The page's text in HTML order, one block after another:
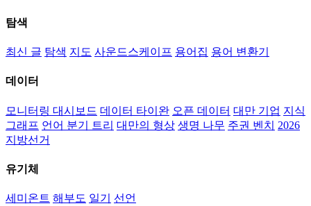
탐색
최신 글 탐색 지도 사운드스케이프 용어집 용어 변환기
데이터
모니터링 대시보드 데이터 타이완 오픈 데이터 대만 기업 지식
그래프 언어 분기 트리 대만의 형상 생명 나무 주권 벤치
2026
지방선거
유기체
세미온트 해부도 일기 선언